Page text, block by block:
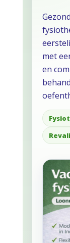
met
en